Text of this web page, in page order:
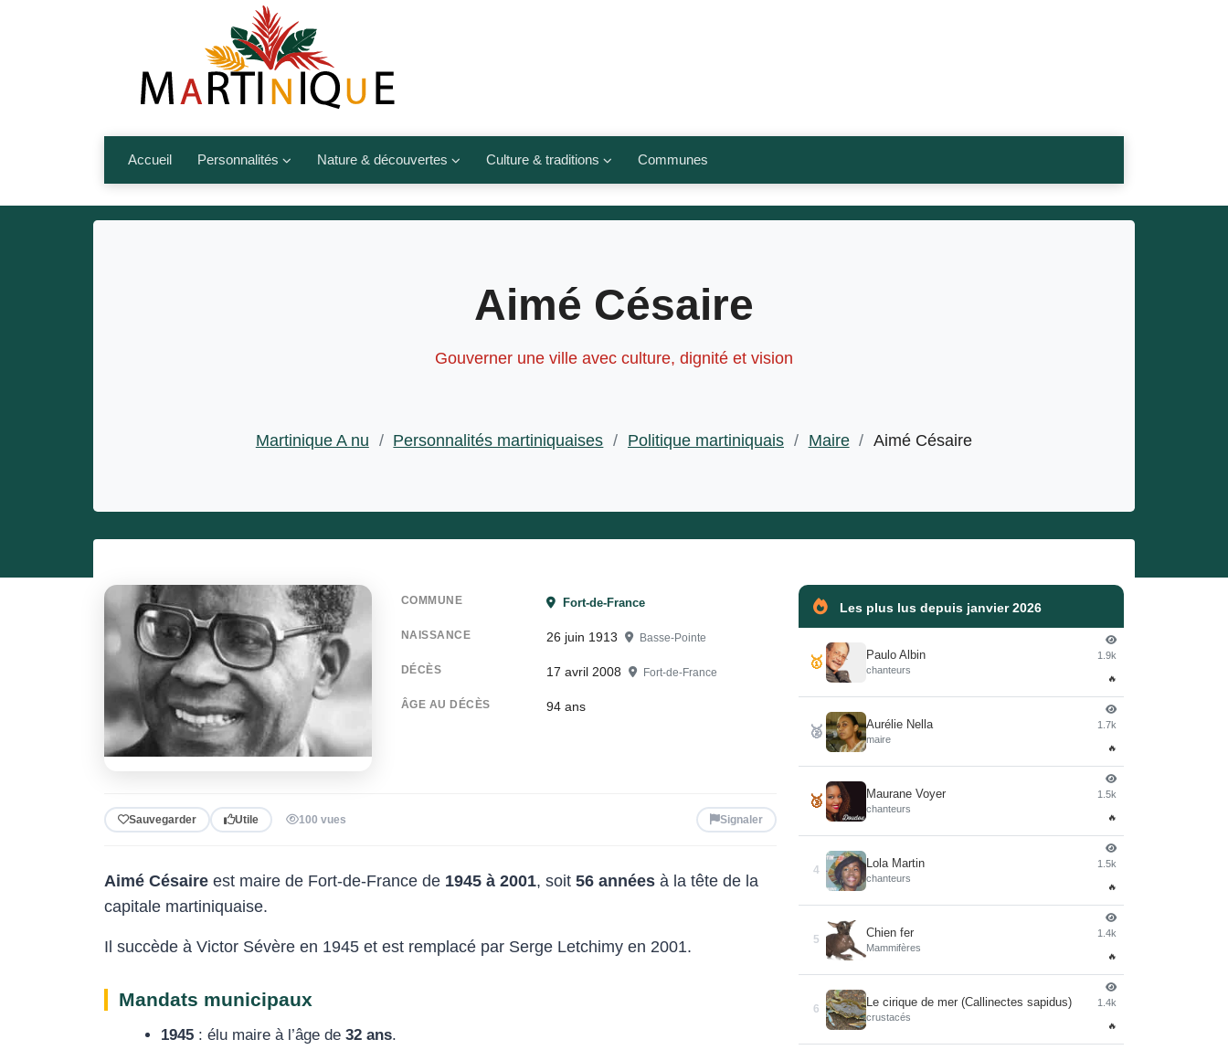
Accueil Personnalités
Artistes
Nature & découvertes
Fleurs, fruits, légumes
Culture & traditions
Culte et religions
populaires
Communes
Aimé Césaire
Gouverner une ville avec culture, dignité et vision
Martinique A nu / Personnalités martiniquaises / Politique martiniquais / Maire / Aimé Césaire
COMMUNE Fort-de-France
NAISSANCE 26 juin 1913 Basse-Pointe
DÉCÈS 17 avril 2008 Fort-de-France
ÂGE AU DÉCÈS 94 ans
Sauvegarder Utile 100 vues Signaler
Aimé Césaire est maire de Fort-de-France de 1945 à 2001, soit 56 années à la tête de la
capitale martiniquaise.
Il succède à Victor Sévère en 1945 et est remplacé par Serge Letchimy en 2001.
Mandats municipaux
1945 : élu maire à l’âge de 32 ans.
Les plus lus depuis janvier 2026
🥇 Paulo Albin
chanteurs
1.9k
🔥
🥈 Aurélie Nella
maire
1.7k
🔥
🥉 Maurane Voyer
chanteurs
1.5k
🔥
4
Lola Martin
chanteurs
1.5k
🔥
5
Chien fer
Mammifères
1.4k
🔥
6
Le cirique de mer (Callinectes sapidus)
crustacés
1.4k
🔥